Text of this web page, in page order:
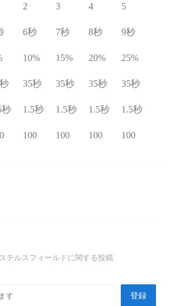
2 3 4 5
6秒 7秒 8秒 9秒
10% 15% 20% 25%
35秒 35秒 35秒 35秒
秒 1.5秒 1.5秒 1.5秒 1.5秒
100 100 100 100
ステルスフィールドに関する投稿
登録